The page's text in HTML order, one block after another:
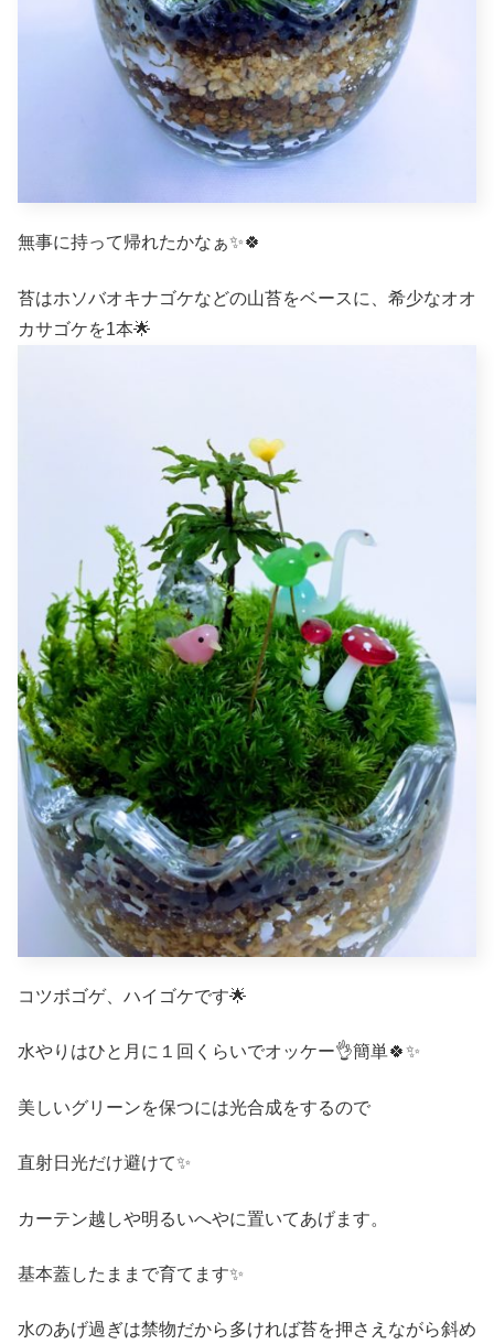
無事に持って帰れたかなぁ✨🍀
苔はホソバオキナゴケなどの山苔をベースに、希少なオオ
カサゴケを1本🌟
コツボゴゲ、ハイゴケです🌟
水やりはひと月に１回くらいでオッケー👌簡単🍀✨
美しいグリーンを保つには光合成をするので
直射日光だけ避けて✨
カーテン越しや明るいへやに置いてあげます。
基本蓋したままで育てます✨
水のあげ過ぎは禁物だから多ければ苔を押さえながら斜め